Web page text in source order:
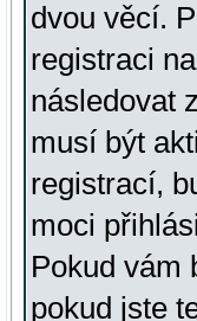
dvou věcí.
registraci
následovat
musí být
registrací,
moci
Pokud vám
pokud jste